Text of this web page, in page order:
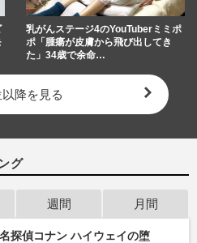
乳がんステージ4のYouTuberミミポ
ポ「腫瘍が皮膚から飛び出してき
た」34歳で余命…
降を見る
グ
週間 月間
探偵コナン ハイウェイの堕